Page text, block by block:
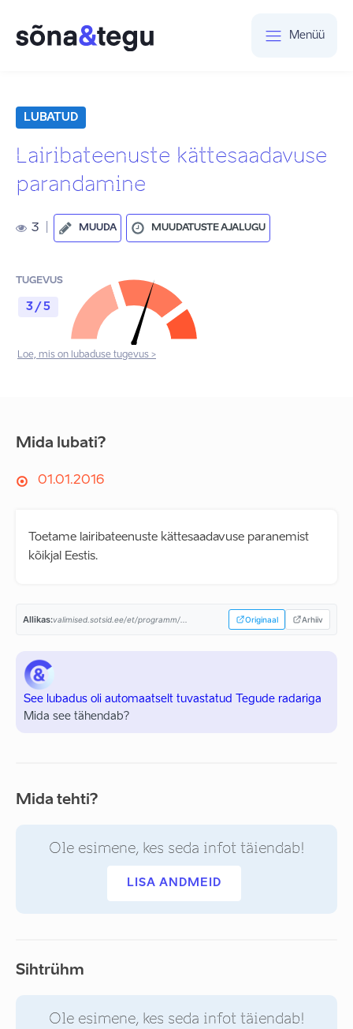
Menüü
LUBATUD
Lairibateenuste kättesaadavuse
parandamine
3 MUUDA MUUDATUSTE AJALUGU
TUGEVUS
3 / 5
Loe, mis on lubaduse tugevus >
Mida lubati?
01.01.2016
Toetame lairibateenuste kättesaadavuse paranemist
kõikjal Eestis.
Allikas:valimised.sotsid.ee/et/programm/... Originaal Arhiiv
See lubadus oli automaatselt tuvastatud Tegude radariga
Mida see tähendab?
Mida tehti?
Ole esimene, kes seda infot täiendab!
LISA ANDMEID
Sihtrühm
Ole esimene, kes seda infot täiendab!